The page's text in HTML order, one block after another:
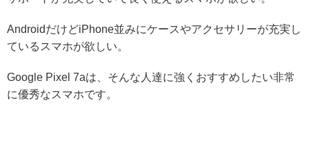
AndroidだけどiPhone並みにケースやアクセサリーが充実し
ているスマホが欲しい。
Google Pixel 7aは、そんな人達に強くおすすめしたい非常
に優秀なスマホです。